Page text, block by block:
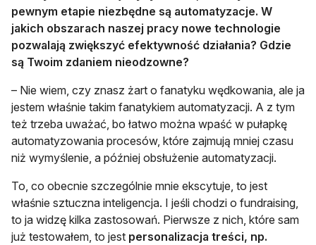
pewnym etapie niezbędne są automatyzacje. W
jakich obszarach naszej pracy nowe technologie
pozwalają zwiększyć efektywność działania? Gdzie
są Twoim zdaniem nieodzowne?
– Nie wiem, czy znasz żart o fanatyku wędkowania, ale ja
jestem właśnie takim fanatykiem automatyzacji. A z tym
też trzeba uważać, bo łatwo można wpaść w pułapkę
automatyzowania procesów, które zajmują mniej czasu
niż wymyślenie, a później obsłużenie automatyzacji.
To, co obecnie szczególnie mnie ekscytuje, to jest
właśnie sztuczna inteligencja. I jeśli chodzi o fundraising,
to ja widzę kilka zastosowań. Pierwsze z nich, które sam
już testowałem, to jest personalizacja treści, np.